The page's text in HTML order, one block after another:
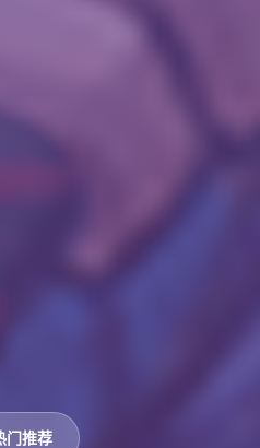
门推荐